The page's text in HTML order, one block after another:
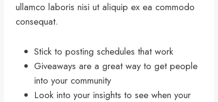
ullamco laboris nisi ut aliquip ex ea commodo
consequat.
Stick to posting schedules that work
Giveaways are a great way to get people
into your community
Look into your insights to see when your